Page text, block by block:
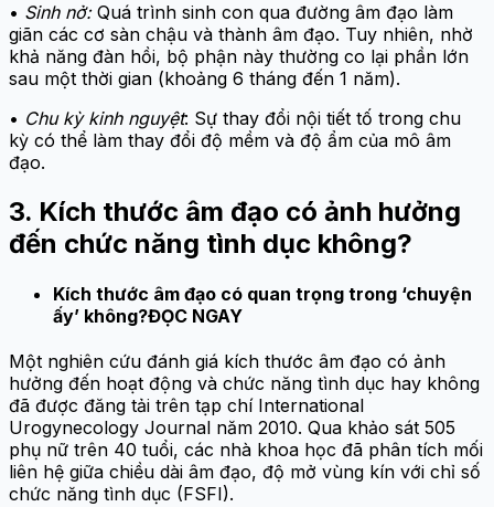
• Sinh nở:Quá trình sinh con qua đường âm đạo làm
giãn các cơ sàn chậu và thành âm đạo. Tuy nhiên, nhờ
khả năng đàn hồi, bộ phận này thường co lại phần lớn
sau một thời gian (khoảng 6 tháng đến 1 năm).
• Chu kỳ kinh nguyệt: Sự thay đổi nội tiết tố trong chu
kỳ có thể làm thay đổi độ mềm và độ ẩm của mô âm
đạo.
3. Kích thước âm đạo có ảnh hưởng
đến chức năng tình dục không?
Kích thước âm đạo có quan trọng trong ‘chuyện
ấy’ không?ĐỌC NGAY
Một nghiên cứu đánh giá kích thước âm đạo có ảnh
hưởng đến hoạt động và chức năng tình dục hay không
đã được đăng tải trên tạp chí International
Urogynecology Journal năm 2010. Qua khảo sát 505
phụ nữ trên 40 tuổi, các nhà khoa học đã phân tích mối
liên hệ giữa chiều dài âm đạo, độ mở vùng kín với chỉ số
chức năng tình dục (FSFI).